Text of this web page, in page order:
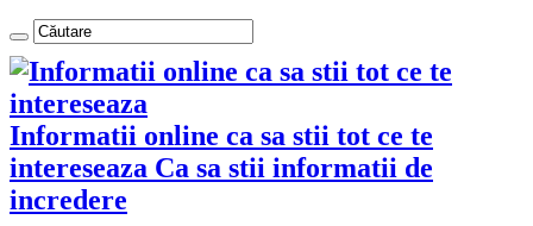
Informatii online ca sa stii tot ce te
intereseaza Ca sa stii informatii de
incredere